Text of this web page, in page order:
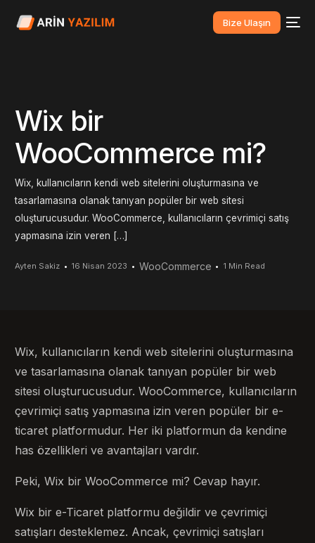
Bize Ulaşın
Wix bir
WooCommerce mi?
Wix, kullanıcıların kendi web sitelerini oluşturmasına ve
tasarlamasına olanak tanıyan popüler bir web sitesi
oluşturucusudur. WooCommerce, kullanıcıların çevrimiçi satış
yapmasına izin veren […]
Ayten Sakiz 16 Nisan 2023 WooCommerce 1 Min Read
Wix, kullanıcıların kendi web sitelerini oluşturmasına
ve tasarlamasına olanak tanıyan popüler bir web
sitesi oluşturucusudur. WooCommerce, kullanıcıların
çevrimiçi satış yapmasına izin veren popüler bir e-
ticaret platformudur. Her iki platformun da kendine
has özellikleri ve avantajları vardır.
Peki, Wix bir WooCommerce mi? Cevap hayır.
Wix bir e-Ticaret platformu değildir ve çevrimiçi
satışları desteklemez. Ancak, çevrimiçi satışları